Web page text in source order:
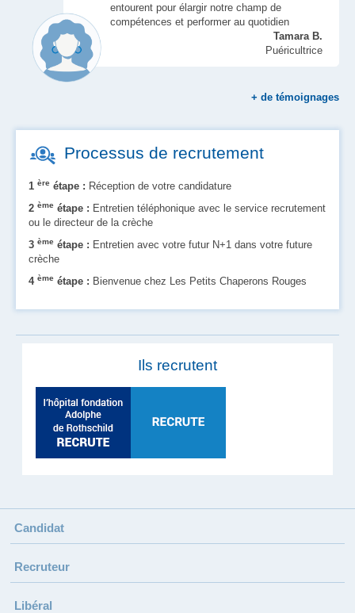
entourent pour élargir notre champ de
compétences et performer au quotidien
Tamara B.
Puéricultrice
+ de témoignages
Processus de recrutement
1 ère étape : Réception de votre candidature
2 ème étape : Entretien téléphonique avec le service recrutement
ou le directeur de la crèche
3 ème étape : Entretien avec votre futur N+1 dans votre future
crèche
4 ème étape : Bienvenue chez Les Petits Chaperons Rouges
Ils recrutent
Candidat
Recruteur
Libéral